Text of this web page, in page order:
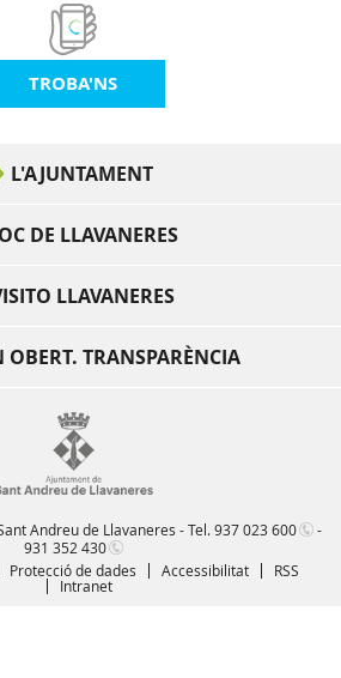
TROBA'NS
L'AJUNTAMENT
DE LLAVANERES
LLAVANERES
OBERT. TRANSPARÈNCIA
Andreu de Llavaneres - Tel.937 023 600
-
931 352 430
Protecció de dades Accessibilitat
RSS
Intranet